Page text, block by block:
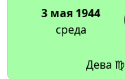
3 мая 1944
среда
Дева ♍